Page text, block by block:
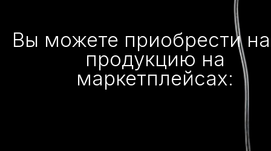
Вы можете приобрести
продукцию на
маркетплейсах: